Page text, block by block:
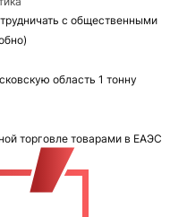
с общественными
область 1 тонну
торговле товарами в ЕАЭС